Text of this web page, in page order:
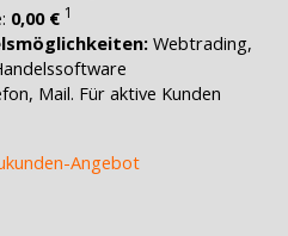
0,00 € 1
Webtrading,
Mail. Für aktive Kunden
Angebot